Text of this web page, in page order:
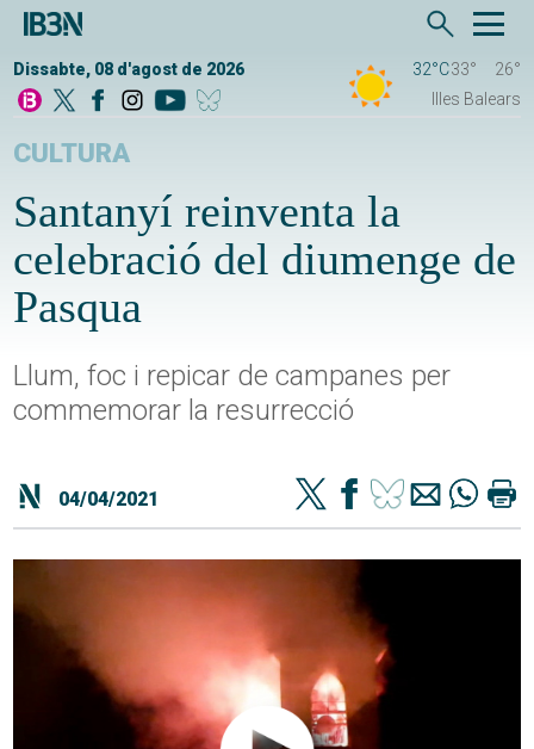
Dissabte, 08 d'agost de 2026 32°C33°
26°
Illes Balears
CULTURA
Santanyí reinventa la
celebració del diumenge de
Pasqua
Llum, foc i repicar de campanes per
commemorar la resurrecció
04/04/2021